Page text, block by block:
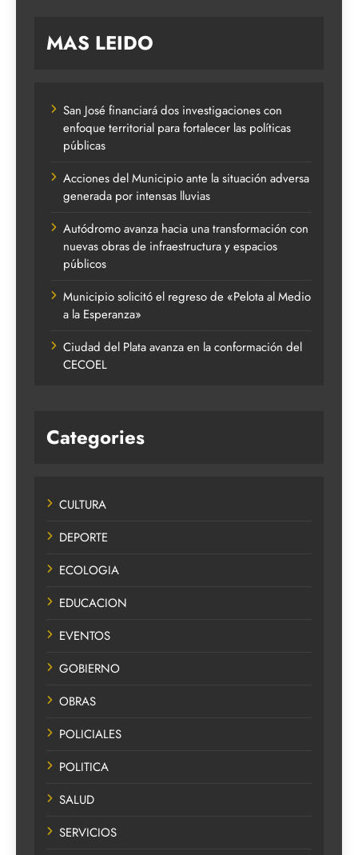
MAS LEIDO
San José financiará dos investigaciones con
enfoque territorial para fortalecer las políticas
públicas
Acciones del Municipio ante la situación adversa
generada por intensas lluvias
Autódromo avanza hacia una transformación con
nuevas obras de infraestructura y espacios
públicos
Municipio solicitó el regreso de «Pelota al Medio
a la Esperanza»
Ciudad del Plata avanza en la conformación del
CECOEL
Categories
CULTURA
DEPORTE
ECOLOGIA
EDUCACION
EVENTOS
GOBIERNO
OBRAS
POLICIALES
POLITICA
SALUD
SERVICIOS